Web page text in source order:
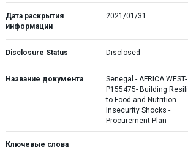
Дата раскрытия
информации
2021/01/31
Disclosure Status Disclosed
Название документа
Senegal - AFRICA WEST-
P155475- Building
to Food and Nutrition
Insecurity Shocks -
Procurement Plan
Ключевые слова